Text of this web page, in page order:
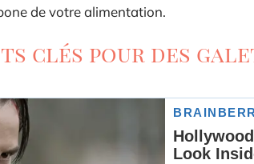
de votre alimentation.
clés pour des